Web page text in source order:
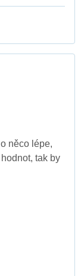
něco lépe,
tak by